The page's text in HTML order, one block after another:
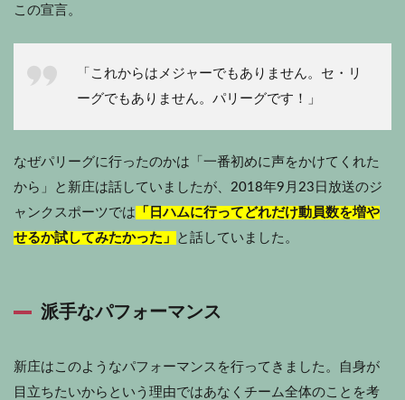
この宣言。
「これからはメジャーでもありません。セ・リ
ーグでもありません。パリーグです！」
なぜパリーグに行ったのかは「一番初めに声をかけてくれた
から」と新庄は話していましたが、2018年9月23日放送のジ
ャンクスポーツでは 「日ハムに行ってどれだけ動員数を増や
せるか試してみたかった」
と話していました。
派手なパフォーマンス
新庄はこのようなパフォーマンスを行ってきました。自身が
目立ちたいからという理由ではあなくチーム全体のことを考